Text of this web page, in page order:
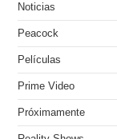
Noticias
Peacock
Películas
Prime Video
Próximamente